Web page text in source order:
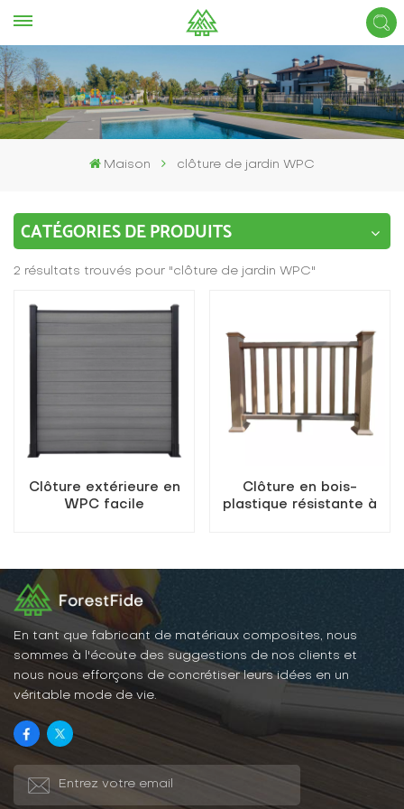
Maison clôture de jardin WPC
CATÉGORIES DE PRODUITS
2 résultats trouvés pour "clôture de jardin WPC"
Clôture extérieure en
WPC facile
Clôture en bois-
plastique résistante à
En tant que fabricant de matériaux composites, nous
sommes à l'écoute des suggestions de nos clients et
nous nous efforçons de concrétiser leurs idées en un
véritable mode de vie.